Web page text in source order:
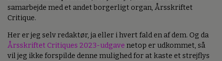
samarbejde med et andet borgerligt organ, Årsskriftet
Critique.
Her er jeg selv redaktør, ja eller i hvert fald en af dem. Og da
Årsskriftet Critiques 2023-udgave netop er udkommet, så
vil jeg ikke forspilde denne mulighed for at kaste et strejflys